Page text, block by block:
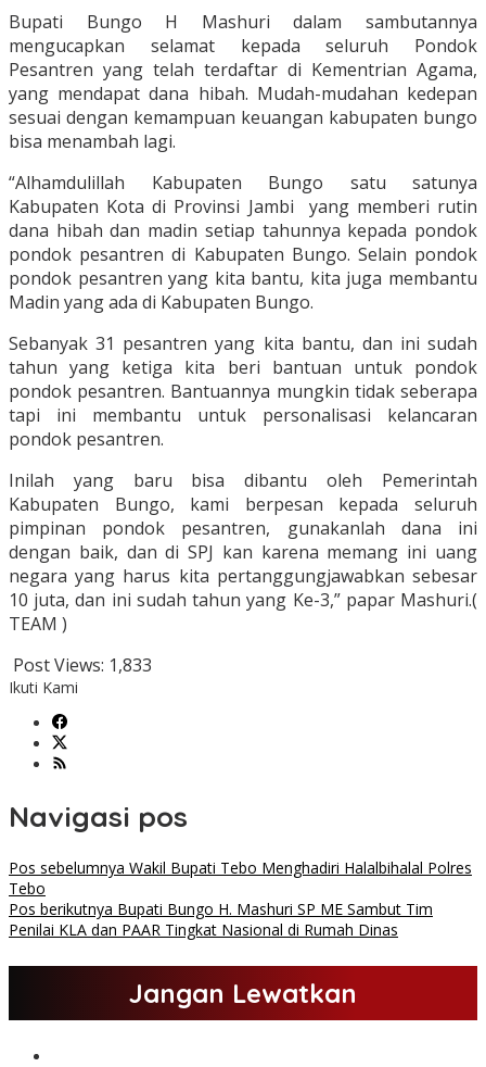
Bupati Bungo H Mashuri dalam sambutannya
mengucapkan selamat kepada seluruh Pondok
Pesantren yang telah terdaftar di Kementrian Agama,
yang mendapat dana hibah. Mudah-mudahan kedepan
sesuai dengan kemampuan keuangan kabupaten bungo
bisa menambah lagi.
“Alhamdulillah Kabupaten Bungo satu satunya
Kabupaten Kota di Provinsi Jambi yang memberi rutin
dana hibah dan madin setiap tahunnya kepada pondok
pondok pesantren di Kabupaten Bungo. Selain pondok
pondok pesantren yang kita bantu, kita juga membantu
Madin yang ada di Kabupaten Bungo.
Sebanyak 31 pesantren yang kita bantu, dan ini sudah
tahun yang ketiga kita beri bantuan untuk pondok
pondok pesantren. Bantuannya mungkin tidak seberapa
tapi ini membantu untuk personalisasi kelancaran
pondok pesantren.
Inilah yang baru bisa dibantu oleh Pemerintah
Kabupaten Bungo, kami berpesan kepada seluruh
pimpinan pondok pesantren, gunakanlah dana ini
dengan baik, dan di SPJ kan karena memang ini uang
negara yang harus kita pertanggungjawabkan sebesar
10 juta, dan ini sudah tahun yang Ke-3,” papar Mashuri.(
TEAM )
Post Views: 1,833
Ikuti Kami
Navigasi pos
Pos sebelumnya Wakil Bupati Tebo Menghadiri Halalbihalal Polres
Tebo
Pos berikutnya Bupati Bungo H. Mashuri SP ME Sambut Tim
Penilai KLA dan PAAR Tingkat Nasional di Rumah Dinas
Jangan Lewatkan